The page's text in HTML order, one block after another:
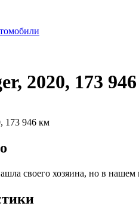
2020, 173
своего хозяина, но в нашем